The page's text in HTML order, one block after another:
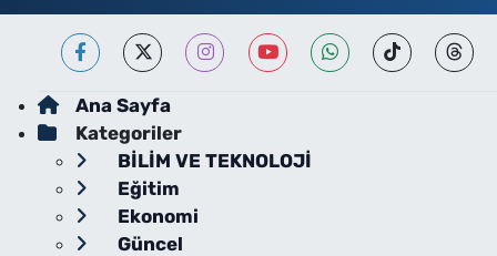
Ana Sayfa
Kategoriler
BİLİM VE TEKNOLOJİ
Eğitim
Ekonomi
Güncel